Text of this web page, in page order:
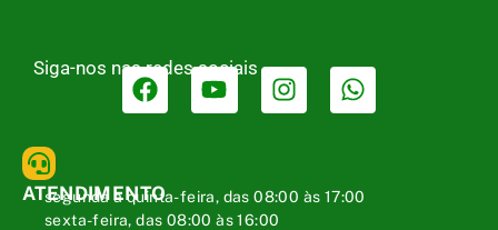
Siga-nos nas redes sociais
ATENDIMENTO
segunda a quinta-feira, das 08:00 às 17:00
sexta-feira, das 08:00 às 16:00